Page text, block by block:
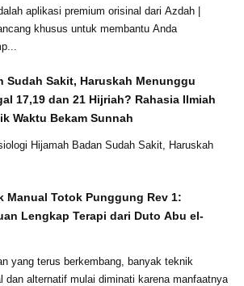
khusus untuk membantu Anda
Sudah Sakit, Haruskah Menunggu
17,19 dan 21 Hijriah? Rahasia Ilmiah
Waktu Bekam Sunnah
Manual Totok Punggung Rev 1:
Lengkap Terapi dari Duto Abu el-
yang terus berkembang, banyak teknik
dan alternatif mulai diminati karena manfaatnya